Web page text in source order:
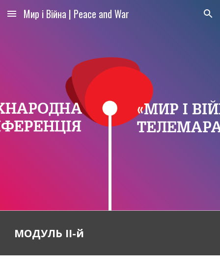
Skip to main content Skip to navigation
Мир і Війна | Peace and War
МОДУЛЬ II-й